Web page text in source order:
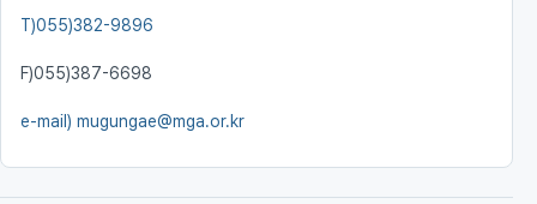
T)055)382-9896
F)055)387-6698
e-mail) mugungae@mga.or.kr